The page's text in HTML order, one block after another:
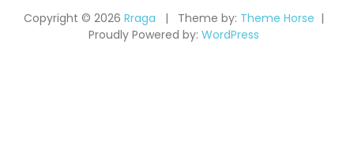
Copyright © 2026 Rraga Theme by: Theme Horse
Proudly Powered by: WordPress